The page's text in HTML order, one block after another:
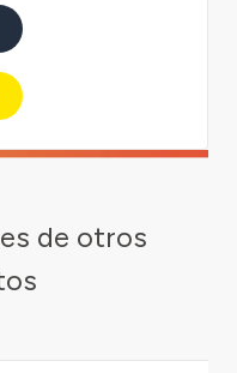
de otros